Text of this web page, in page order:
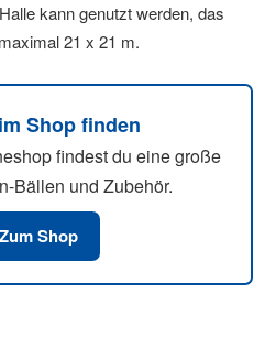
kann genutzt werden, das
21 x 21 m.
Shop finden
findest du eine große
Bällen und Zubehör.
Zum Shop